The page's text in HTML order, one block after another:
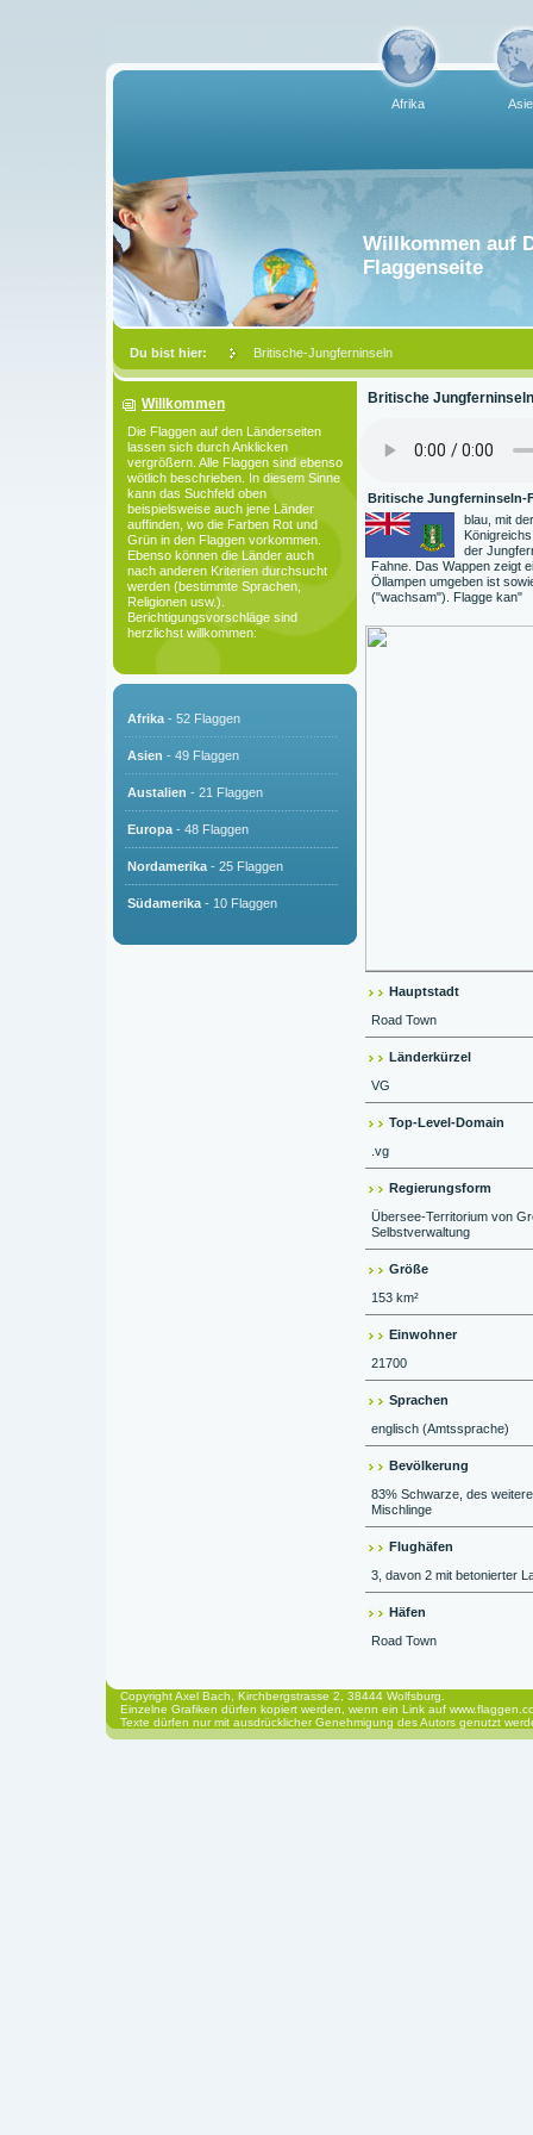
Afrika
Willkommen auf
Flaggenseite
Du bist hier: Britische-Jungferninseln
Britische Jungferninseln
Britische Jungferninseln-
blau, mit
der
Fahne. Das Wappen zeigt
Öllampen umgeben ist
("wachsam"). Flagge kan"
Hauptstadt
Road Town
Länderkürzel
VG
Top-Level-Domain
.vg
Regierungsform
Übersee-Territorium von
Selbstverwaltung
Größe
153 km²
Einwohner
21700
Sprachen
englisch (Amtssprache)
Bevölkerung
83% Schwarze, des
Mischlinge
Flughäfen
3, davon 2 mit betonierter
Häfen
Road Town
Willkommen
Die Flaggen auf den Länderseiten
lassen sich durch Anklicken
vergrößern. Alle Flaggen sind ebenso
wötlich beschrieben. In diesem Sinne
kann das Suchfeld oben
beispielsweise auch jene Länder
auffinden, wo die Farben Rot und
Grün in den Flaggen vorkommen.
Ebenso können die Länder auch
nach anderen Kriterien durchsucht
werden (bestimmte Sprachen,
Religionen usw.).
Berichtigungsvorschläge sind
herzlichst willkommen:
Afrika - 52 Flaggen
Asien - 49 Flaggen
Austalien - 21 Flaggen
Europa - 48 Flaggen
Nordamerika - 25 Flaggen
Südamerika - 10 Flaggen
Copyright Axel Bach, Kirchbergstrasse 2, 38444 Wolfsburg.
Einzelne Grafiken dürfen kopiert werden, wenn ein Link auf
Texte dürfen nur mit ausdrücklicher Genehmigung des Autors genutzt